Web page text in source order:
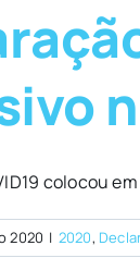
colocou
2020 | 2020,